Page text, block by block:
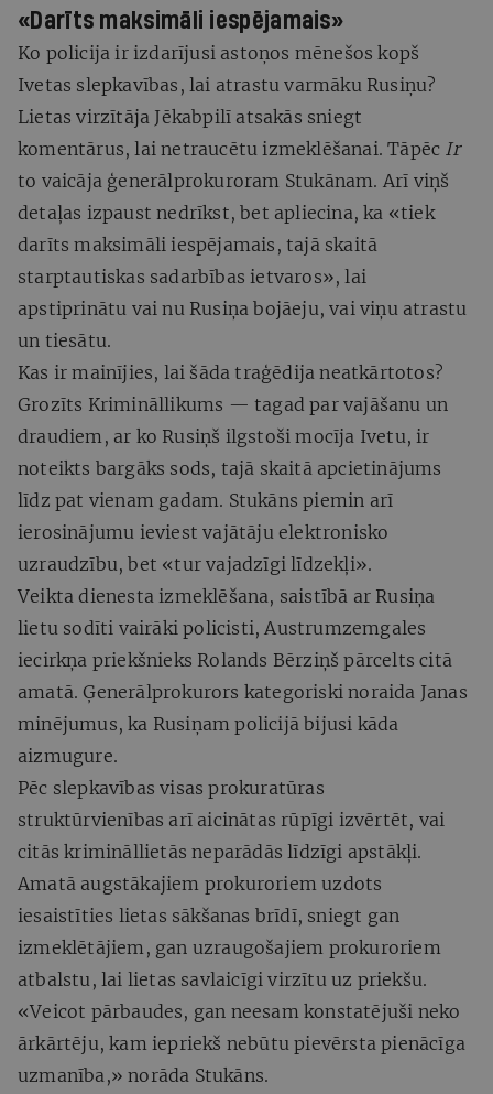
«Darīts maksimāli iespējamais»
Ko policija ir izdarījusi astoņos mēnešos kopš
Ivetas slepkavības, lai atrastu varmāku Rusiņu?
Lietas virzītāja Jēkabpilī atsakās sniegt
komentārus, lai netraucētu izmeklēšanai. Tāpēc Ir
to vaicāja ģenerālprokuroram Stukānam. Arī viņš
detaļas izpaust nedrīkst, bet apliecina, ka «tiek
darīts maksimāli iespējamais, tajā skaitā
starptautiskas sadarbības ietvaros», lai
apstiprinātu vai nu Rusiņa bojāeju, vai viņu atrastu
un tiesātu.
Kas ir mainījies, lai šāda traģēdija neatkārtotos?
Grozīts Krimināllikums — tagad par vajāšanu un
draudiem, ar ko Rusiņš ilgstoši mocīja Ivetu, ir
noteikts bargāks sods, tajā skaitā apcietinājums
līdz pat vienam gadam. Stukāns piemin arī
ierosinājumu ieviest vajātāju elektronisko
uzraudzību, bet «tur vajadzīgi līdzekļi».
Veikta dienesta izmeklēšana, saistībā ar Rusiņa
lietu sodīti vairāki policisti, Austrumzemgales
iecirkņa priekšnieks Rolands Bērziņš pārcelts citā
amatā. Ģenerālprokurors kategoriski noraida Janas
minējumus, ka Rusiņam policijā bijusi kāda
aizmugure.
Pēc slepkavības visas prokuratūras
struktūrvienības arī aicinātas rūpīgi izvērtēt, vai
citās krimināllietās neparādās līdzīgi apstākļi.
Amatā augstākajiem prokuroriem uzdots
iesaistīties lietas sākšanas brīdī, sniegt gan
izmeklētājiem, gan uzraugošajiem prokuroriem
atbalstu, lai lietas savlaicīgi virzītu uz priekšu.
«Veicot pārbaudes, gan neesam konstatējuši neko
ārkārtēju, kam iepriekš nebūtu pievērsta pienācīga
uzmanība,» norāda Stukāns.